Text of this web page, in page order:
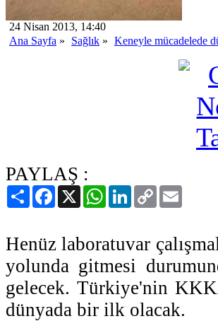
24 Nisan 2013, 14:40
Ana Sayfa » Sağlık » Keneyle mücadelede
PAYLAŞ :
PaylaşFacebook
X WhatsAppLinkedIn
Copy
Link
Henüz laboratuvar
yolunda gitmesi
gelecek. Türkiye'nin
dünyada bir ilk olacak.